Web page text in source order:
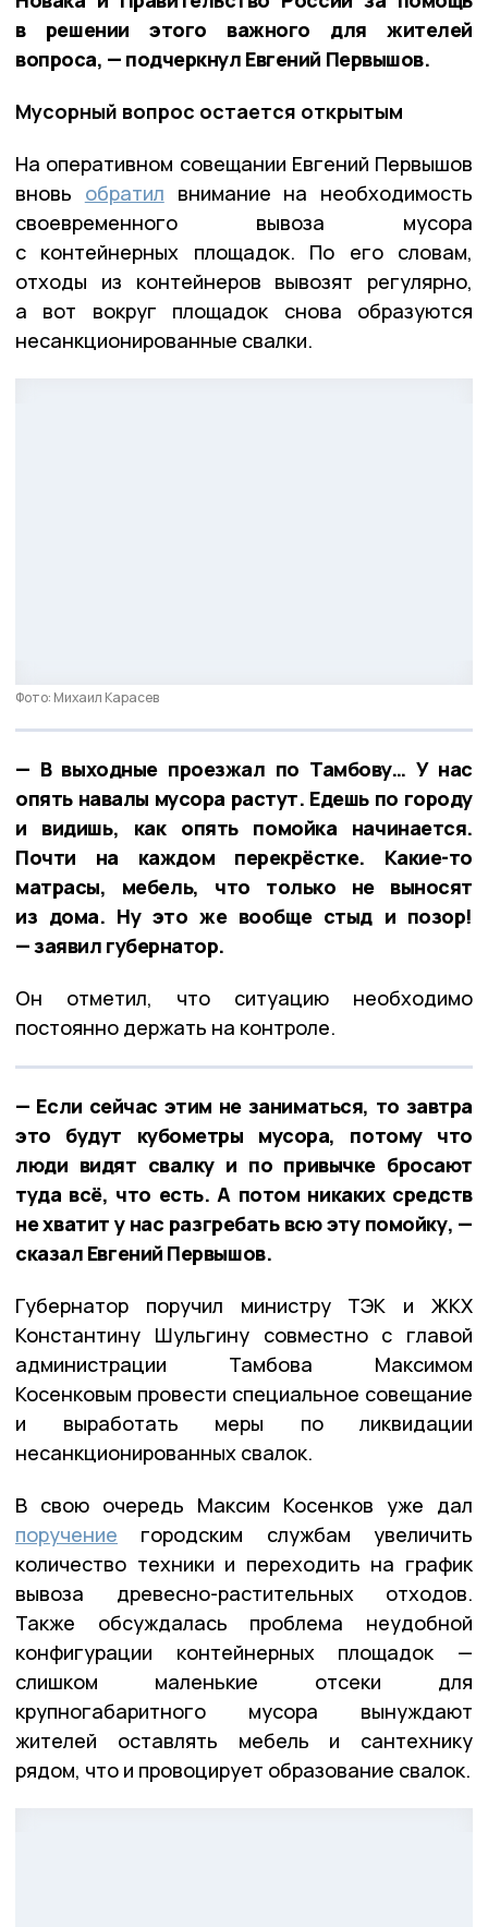
в решении этого важного для жителей
вопроса, — подчеркнул Евгений Первышов.
Мусорный вопрос остается открытым
На оперативном совещании Евгений Первышов
вновь обратил внимание на необходимость
своевременного вывоза мусора
с контейнерных площадок. По его словам,
отходы из контейнеров вывозят регулярно,
а вот вокруг площадок снова образуются
несанкционированные свалки.
Фото: Михаил Карасев
— В выходные проезжал по Тамбову… У нас
опять навалы мусора растут. Едешь по городу
и видишь, как опять помойка начинается.
Почти на каждом перекрёстке. Какие-то
матрасы, мебель, что только не выносят
из дома. Ну это же вообще стыд и позор!
— заявил губернатор.
Он отметил, что ситуацию необходимо
постоянно держать на контроле.
— Если сейчас этим не заниматься, то завтра
это будут кубометры мусора, потому что
люди видят свалку и по привычке бросают
туда всё, что есть. А потом никаких средств
не хватит у нас разгребать всю эту помойку, —
сказал Евгений Первышов.
Губернатор поручил министру ТЭК и ЖКХ
Константину Шульгину совместно с главой
администрации Тамбова Максимом
Косенковым провести специальное совещание
и выработать меры по ликвидации
несанкционированных свалок.
В свою очередь Максим Косенков уже дал
поручение городским службам увеличить
количество техники и переходить на график
вывоза древесно-растительных отходов.
Также обсуждалась проблема неудобной
конфигурации контейнерных площадок —
слишком маленькие отсеки для
крупногабаритного мусора вынуждают
жителей оставлять мебель и сантехнику
рядом, что и провоцирует образование свалок.